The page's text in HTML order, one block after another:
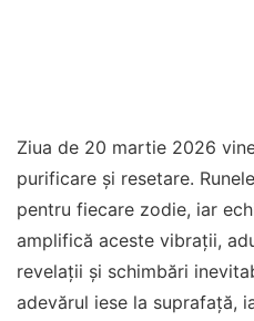
Ziua de 20 martie 2026
purificare și resetare.
pentru fiecare zodie, iar
amplifică aceste vibrații,
revelații și schimbări
adevărul iese la suprafață,